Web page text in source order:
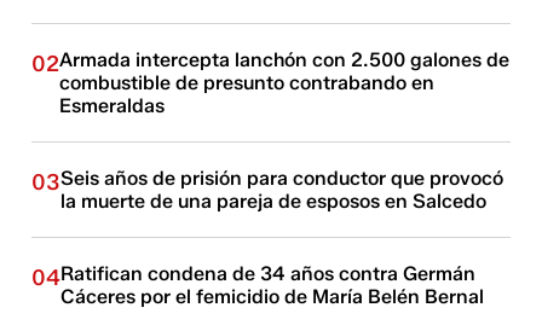
02Armada intercepta lanchón con 2.500 galones de
combustible de presunto contrabando en
Esmeraldas
03Seis años de prisión para conductor que provocó
la muerte de una pareja de esposos en Salcedo
04Ratifican condena de 34 años contra Germán
Cáceres por el femicidio de María Belén Bernal